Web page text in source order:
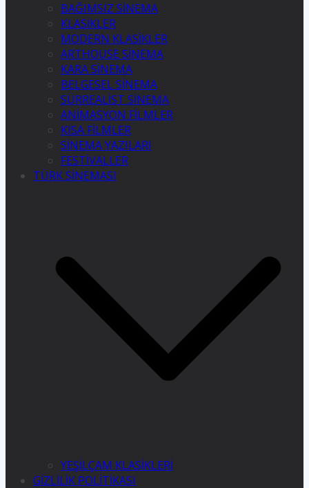
BAĞIMSIZ SİNEMA
KLASİKLER
MODERN KLASİKLER
ARTHOUSE SİNEMA
KARA SİNEMA
BELGESEL SİNEMA
SÜRREALİST SİNEMA
ANİMASYON FİLMLER
KISA FİLMLER
SİNEMA YAZILARI
FESTİVALLER
TÜRK SİNEMASI
YEŞİLÇAM KLASİKLERİ
GİZLİLİK POLİTİKASI